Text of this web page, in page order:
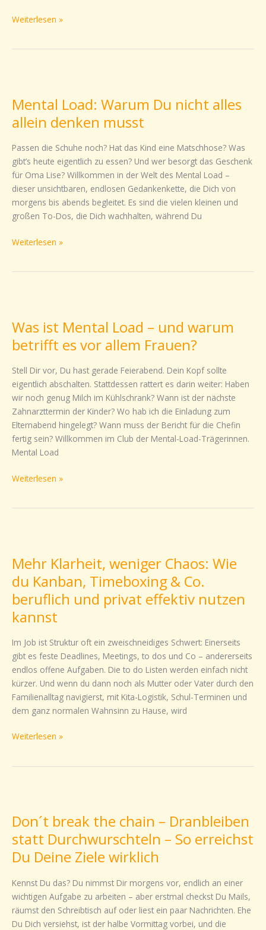
Weiterlesen »
Mental Load: Warum Du nicht alles
allein denken musst
Passen die Schuhe noch? Hat das Kind eine Matschhose? Was
gibt’s heute eigentlich zu essen? Und wer besorgt das Geschenk
für Oma Lise? Willkommen in der Welt des Mental Load –
dieser unsichtbaren, endlosen Gedankenkette, die Dich von
morgens bis abends begleitet. Es sind die vielen kleinen und
großen To-Dos, die Dich wachhalten, während Du
Warum
Du
nicht
alles
allein
denken
musst
Weiterlesen »
Was ist Mental Load – und warum
betrifft es vor allem Frauen?
Stell Dir vor, Du hast gerade Feierabend. Dein Kopf sollte
eigentlich abschalten. Stattdessen rattert es darin weiter: Haben
wir noch genug Milch im Kühlschrank? Wann ist der nächste
Zahnarzttermin der Kinder? Wo hab ich die Einladung zum
Elternabend hingelegt? Wann muss der Bericht für die Chefin
fertig sein? Willkommen im Club der Mental-Load-Trägerinnen.
Mental Load
Mental
Load
–
und
warum
betrifft
es
vor
allem
Frauen?
Weiterlesen »
Mehr Klarheit, weniger Chaos: Wie
du Kanban, Timeboxing & Co.
beruflich und privat effektiv nutzen
kannst
Im Job ist Struktur oft ein zweischneidiges Schwert: Einerseits
gibt es feste Deadlines, Meetings, to dos und Co – andererseits
endlos offene Aufgaben. Die to do Listen werden einfach nicht
kürzer. Und wenn du dann noch als Mutter oder Vater durch den
Familienalltag navigierst, mit Kita-Logistik, Schul-Terminen und
dem ganz normalen Wahnsinn zu Hause, wird
weniger
Chaos:
Wie
du
Kanban,
&
Co.
beruflich
und
privat
effektiv
kannst
Weiterlesen »
Don´t break the chain – Dranbleiben
statt Durchwurschteln – So erreichst
Du Deine Ziele wirklich
Kennst Du das? Du nimmst Dir morgens vor, endlich an einer
wichtigen Aufgabe zu arbeiten – aber erstmal checkst Du Mails,
räumst den Schreibtisch auf oder liest ein paar Nachrichten. Ehe
Du Dich versiehst, ist der halbe Vormittag vorbei, und die
break
the
chain
–
statt
Durchwurschteln
–